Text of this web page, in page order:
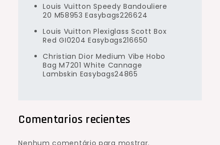
Louis Vuitton Speedy Bandouliere
20 M58953 Easybags226624
Louis Vuitton Plexiglass Scott Box
Red GI0204 Easybags216650
Christian Dior Medium Vibe Hobo
Bag M7201 White Cannage
Lambskin Easybags24865
Comentarios recientes
Nenhum comentário para mostrar.